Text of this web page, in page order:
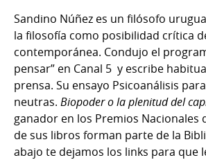
Sandino Núñez es un filósofo
la filosofía como posibilidad crítica
contemporánea. Condujo el
pensar” en Canal 5 y escribe
prensa. Su ensayo Psicoanálisis
neutras. Biopoder o la plenitud del
ganador en los Premios Nacionales
de sus libros forman parte de la
abajo te dejamos los links para que